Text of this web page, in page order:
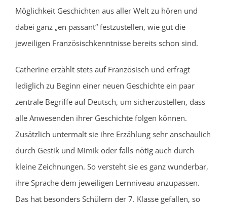
Möglichkeit Geschichten aus aller Welt zu hören und
dabei ganz „en passant“ festzustellen, wie gut die
jeweiligen Französischkenntnisse bereits schon sind.
Catherine erzählt stets auf Französisch und erfragt
lediglich zu Beginn einer neuen Geschichte ein paar
zentrale Begriffe auf Deutsch, um sicherzustellen, dass
alle Anwesenden ihrer Geschichte folgen können.
Zusätzlich untermalt sie ihre Erzählung sehr anschaulich
durch Gestik und Mimik oder falls nötig auch durch
kleine Zeichnungen. So versteht sie es ganz wunderbar,
ihre Sprache dem jeweiligen Lernniveau anzupassen.
Das hat besonders Schülern der 7. Klasse gefallen, so